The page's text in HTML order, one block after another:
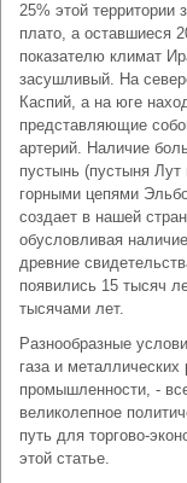
25% этой территории
плато, а оставшиеся
показателю климат
засушливый. На
Каспий, а на юге
представляющие
артерий. Наличие
пустынь (пустыня
горными цепями
создает в нашей
обусловливая
древние
появились 15 тысяч
тысячами лет.
Разнообразные
газа и
промышленности, -
великолепное
путь для торгово-
этой статье.